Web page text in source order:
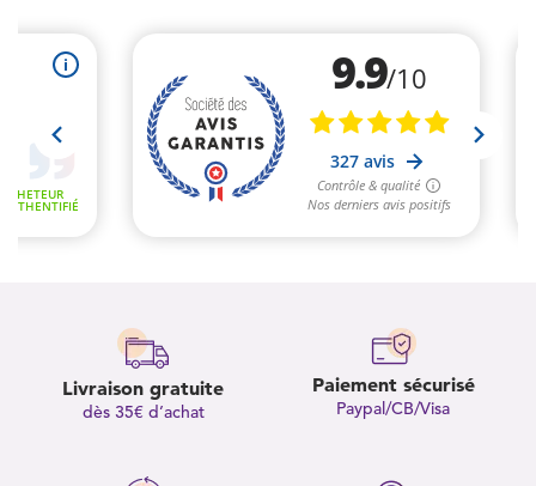
Livraison gratuite
dès 35€ d’achat
Paiement sécurisé
Paypal/CB/Visa